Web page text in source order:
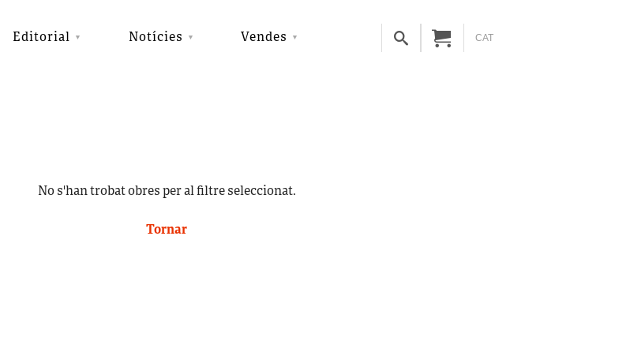
Editorial Notícies Vendes CAT
No s'han trobat obres per al filtre seleccionat.
Tornar